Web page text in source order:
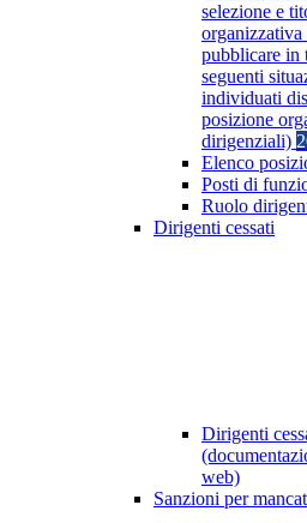
selezione e
pubblicare in
seguenti
individuati
posizione
dirigenziali)
Elenco
Posti di
Ruolo
Dirigenti cessati
Dirigenti
web)
Sanzioni per